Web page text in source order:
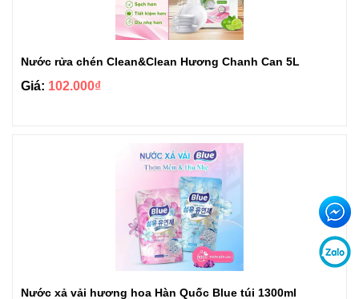
Nước rửa chén Clean&Clean Hương Chanh Can 5L
Giá: 102.000₫
Nước xả vải hương hoa Hàn Quốc Blue túi 1300ml